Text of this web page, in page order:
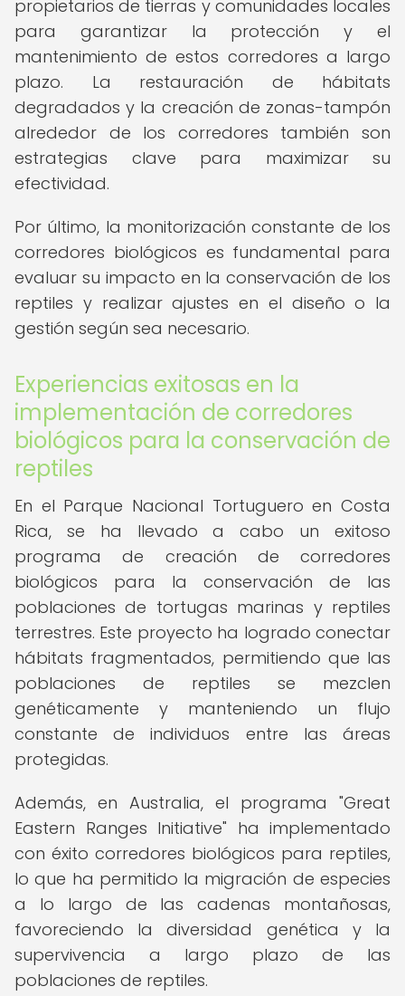
propietarios de tierras y comunidades locales
para garantizar la protección y el
mantenimiento de estos corredores a largo
plazo. La restauración de hábitats
degradados y la creación de zonas-tampón
alrededor de los corredores también son
estrategias clave para maximizar su
efectividad.
Por último, la monitorización constante de los
corredores biológicos es fundamental para
evaluar su impacto en la conservación de los
reptiles y realizar ajustes en el diseño o la
gestión según sea necesario.
Experiencias exitosas en la
implementación de corredores
biológicos para la conservación de
reptiles
En el Parque Nacional Tortuguero en Costa
Rica, se ha llevado a cabo un exitoso
programa de creación de corredores
biológicos para la conservación de las
poblaciones de tortugas marinas y reptiles
terrestres. Este proyecto ha logrado conectar
hábitats fragmentados, permitiendo que las
poblaciones de reptiles se mezclen
genéticamente y manteniendo un flujo
constante de individuos entre las áreas
protegidas.
Además, en Australia, el programa "Great
Eastern Ranges Initiative" ha implementado
con éxito corredores biológicos para reptiles,
lo que ha permitido la migración de especies
a lo largo de las cadenas montañosas,
favoreciendo la diversidad genética y la
supervivencia a largo plazo de las
poblaciones de reptiles.